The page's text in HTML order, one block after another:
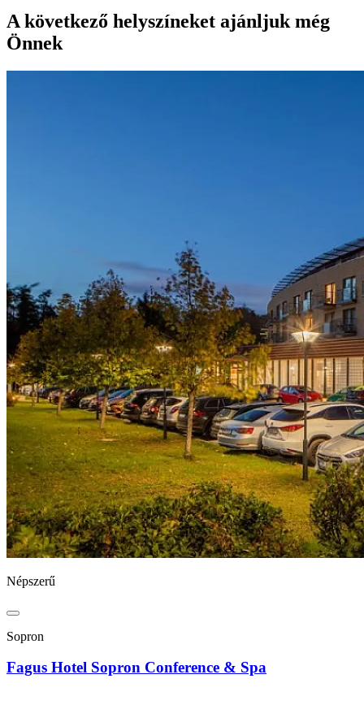
A következő helyszíneket ajánljuk még
Önnek
Népszerű
Sopron
Fagus Hotel Sopron Conference & Spa